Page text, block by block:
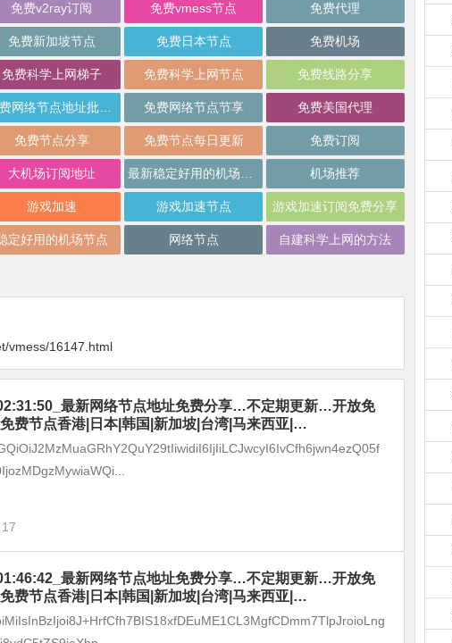
免费v2ray订阅 免费vmess节点 免费代理
免费新加坡节点 免费日本节点 免费机场
免费科学上网梯子 免费科学上网节点 免费线路分享
免费网络节点地址批量分享 免费网络节点节享 免费美国代理
免费节点分享 免费节点每日更新 免费订阅
大机场订阅地址 机场推荐
游戏加速 游戏加速节点 游戏加速订阅免费分享
定好用的机场节点 网络节点 自建科学上网的方法
vmess/16147.html
最新网络节点地址免费分享…不定期更新…开放免
费节点香港|日本|韩国|新加坡|台湾|马来西亚|…
17
最新网络节点地址免费分享…不定期更新…开放免
费节点香港|日本|韩国|新加坡|台湾|马来西亚|…